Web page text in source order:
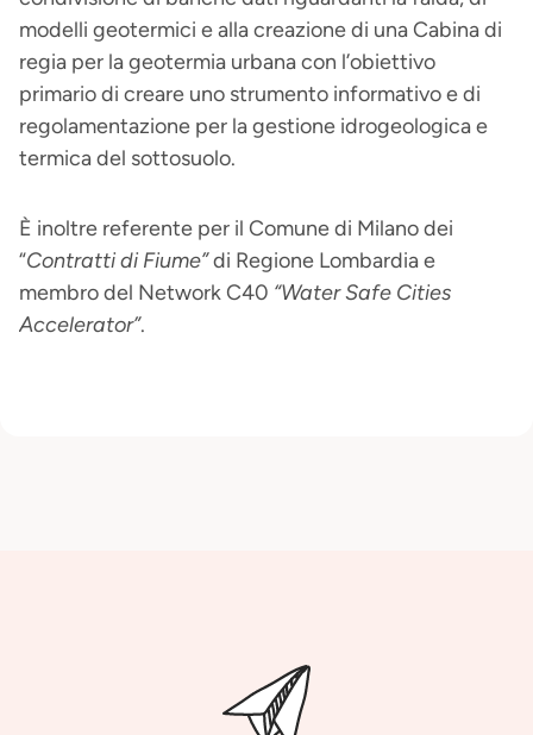
modelli geotermici e alla creazione di una Cabina di
regia per la geotermia urbana con l’obiettivo
primario di creare uno strumento informativo e di
regolamentazione per la gestione idrogeologica e
termica del sottosuolo.
È inoltre referente per il Comune di Milano dei
“Contratti di Fiume”di Regione Lombardia e
membro del Network C40 “Water Safe Cities
Accelerator”.